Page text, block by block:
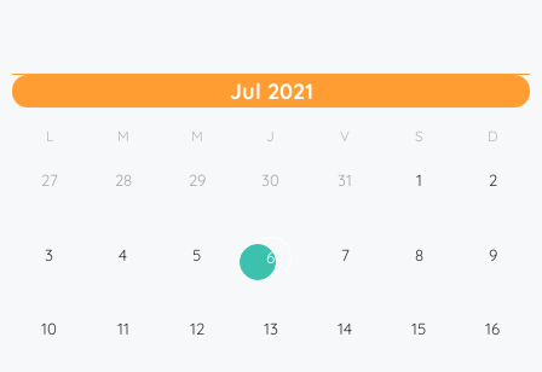
Jul 2021
L M M J V S D
27 28 29 30 31 1 2
3 4 5 6 7 8 9
10 11 12 13 14 15 16